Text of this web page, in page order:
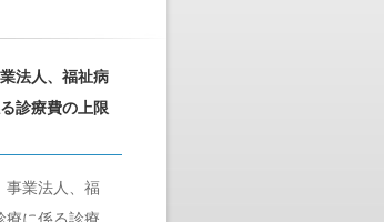
法人、福祉病
診療費の上限
事業法人、福